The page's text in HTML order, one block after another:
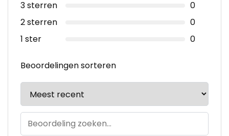
3 sterren
0
2 sterren
0
1 ster
0
Beoordelingen sorteren